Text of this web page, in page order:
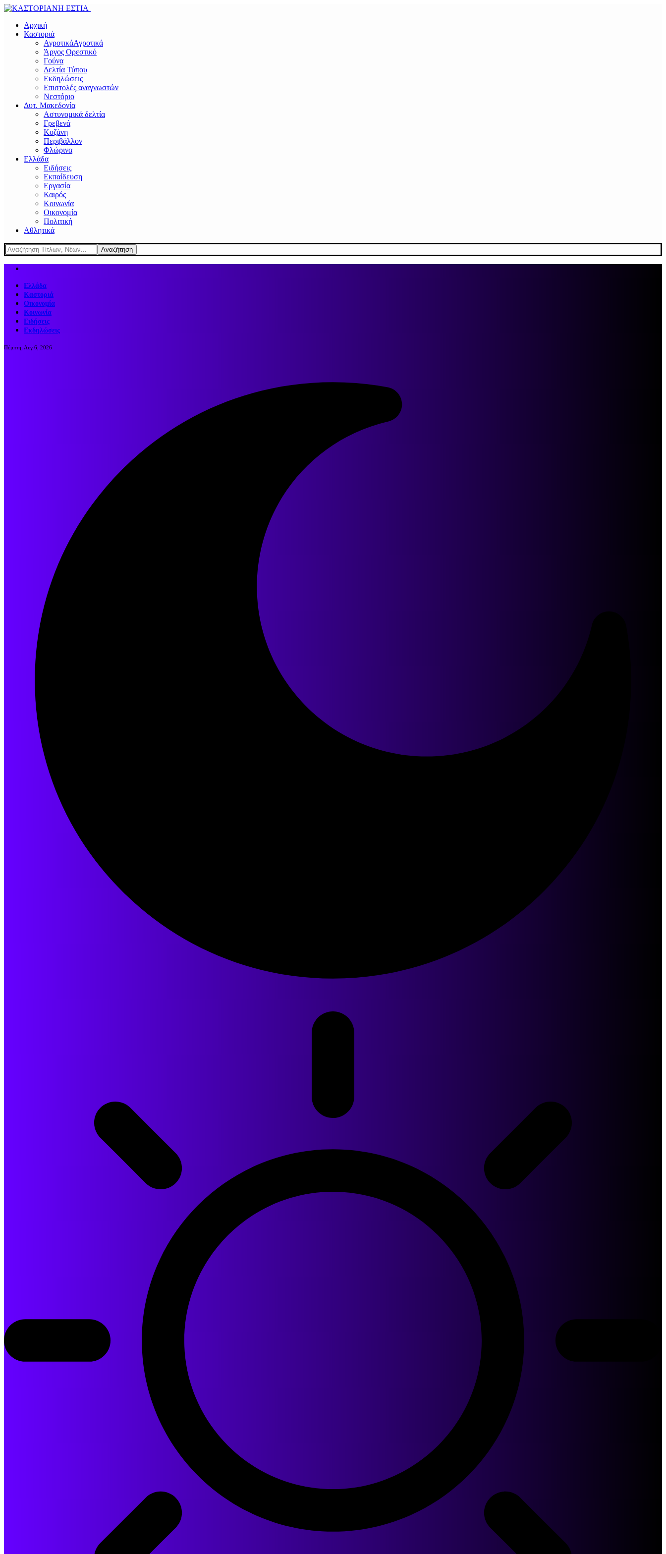
Αρχική
Καστοριά
ΑγροτικάΑγροτικά
Άργος Ορεστικό
Γούνα
Δελτία Τύπου
Εκδηλώσεις
Επιστολές αναγνωστών
Νεστόριο
Δυτ. Μακεδονία
Αστυνομικά δελτία
Γρεβενά
Κοζάνη
Περιβάλλον
Φλώρινα
Ελλάδα
Ειδήσεις
Εκπαίδευση
Εργασία
Καιρός
Κοινωνία
Οικονομία
Πολιτική
Αθλητικά
Ελλάδα
Καστοριά
Οικονομία
Κοινωνία
Ειδήσεις
Εκδηλώσεις
Πέμπτη, Αυγ 6, 2026